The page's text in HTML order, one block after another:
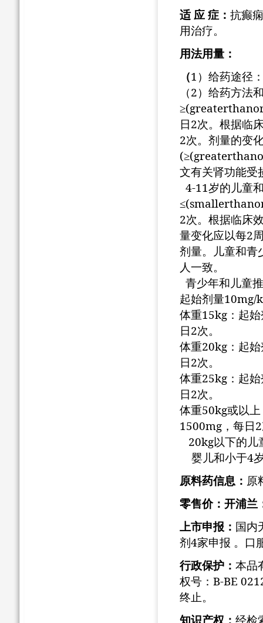
适 应 症： 抗癫
用治疗。
用法用量：
（1 ）给药途径
（2）给药方法
日 2次。根据临
2次。剂量的变
文有关肾功能受
4-11岁的儿童
2次。根据临床
量变化应以每2
剂量。儿童和青
人一致。
青少年和儿童
起始剂量10mg/
体重15kg ：起
日 2次。
体重20kg ：起
日 2次。
体重25kg ：起
日 2次。
体重50kg或以
1500mg ，每日 2
20kg以下的儿
婴儿和小于4
原料药信息： 原
零售价：开浦兰
上市申报： 国内
剂4家申报 。口
行政保护： 本品
权号： B-BE
终止。
知识产权： 经检